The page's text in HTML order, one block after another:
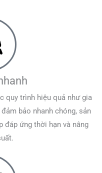
quy trình hiệu quả như gia
bảo nhanh chóng, sản
đáp ứng thời hạn và nâng